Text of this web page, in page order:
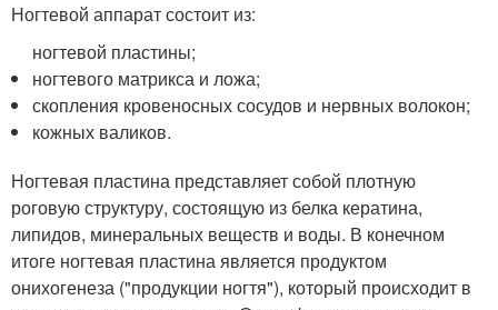
Ногтевой аппарат состоит из:
ногтевой пластины;
ногтевого матрикса и ложа;
скопления кровеносных сосудов и нервных волокон;
кожных валиков.
Ногтевая пластина представляет собой плотную
роговую структуру, состоящую из белка кератина,
липидов, минеральных веществ и воды. В конечном
итоге ногтевая пластина является продуктом
онихогенеза ("продукции ногтя"), который происходит в